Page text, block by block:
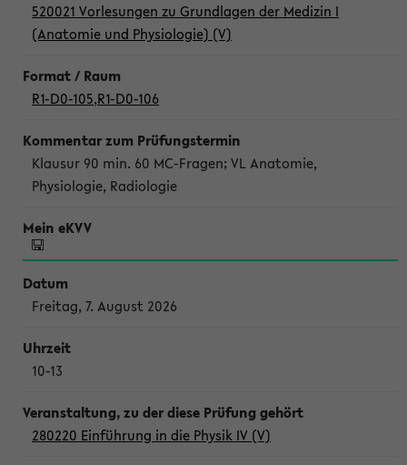
520021 Vorlesungen zu Grundlagen der Medizin I
(Anatomie und Physiologie) (V)
R1-D0-105,R1-D0-106
Klausur 90 min. 60 MC-Fragen; VL Anatomie,
Physiologie, Radiologie
Freitag, 7. August 2026
10-13
280220 Einführung in die Physik IV (V)